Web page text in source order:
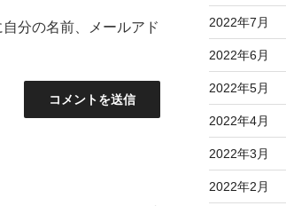
分の名前、メールアド
2022年7月
2022年6月
2022年5月
2022年4月
2022年3月
2022年2月